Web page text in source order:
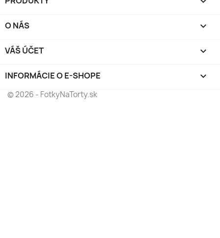
O NÁS 
VÁŠ ÚČET 
INFORMÁCIE O E-SHOPE keyboard_arrow_down
© 2026 - FotkyNaTorty.sk